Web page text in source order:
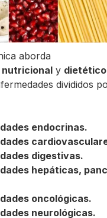
aborda
nutricional y dietético
divididos
endocrinas.
digestivas.
hepáticas,
oncológicas.
neurológicas.